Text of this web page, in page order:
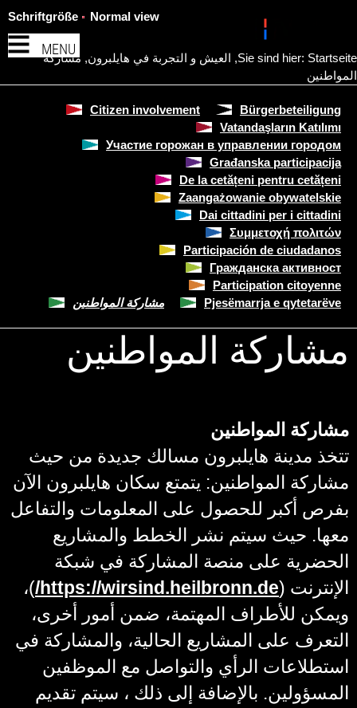
MENU
Schriftgröße Normal view
Sie sind hier: Startseite
, العيش و التجربة في هايلبرون, مشاركة
المواطنين
Bürgerbeteiligung
Citizen involvement
Vatandaşların Katılımı
Участие горожан в управлении городом
Građanska participacija
De la cetățeni pentru cetățeni
Zaangażowanie obywatelskie
Dai cittadini per i cittadini
Συμμετοχή πολιτών
Participación de ciudadanos
Гражданска активност
Participation citoyenne
Pjesëmarrja e qytetarëve
مشاركة المواطنين
مشاركة المواطنين
مشاركة المواطنين
تتخذ مدينة هايلبرون مسالك جديدة من حيث
مشاركة المواطنين: يتمتع سكان هايلبرون الآن
بفرص أكبر للحصول على المعلومات والتفاعل
معها. حيث سيتم نشر الخطط والمشاريع
الحضرية على منصة المشاركة في شبكة
الإنترنت (https://wirsind.heilbronn.de/ )،
ويمكن للأطراف المهتمة، ضمن أمور أخرى،
التعرف على المشاريع الحالية، والمشاركة في
استطلاعات الرأي والتواصل مع الموظفين
المسؤولين. بالإضافة إلى ذلك ، سيتم تقديم